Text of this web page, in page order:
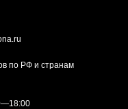
по РФ и странам